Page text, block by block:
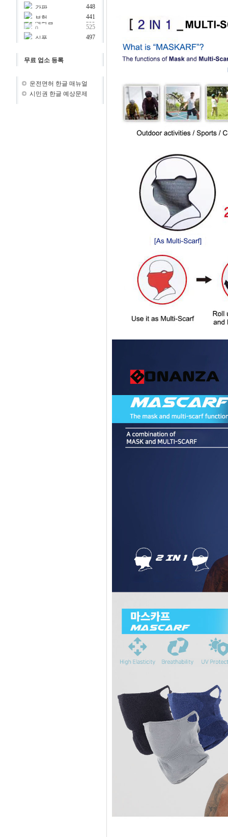
domain:yy.com | domai
n:x ???..
90
간판 448
domain:yy.com | domai
n:y ???..
08
보험 441
domain:yy.com | domai
n:z ???..
144
69
제과점 399
0
크래딧
399
무료 업소 등록
운전면허 한글 매뉴얼
시민권 한글 예상문제